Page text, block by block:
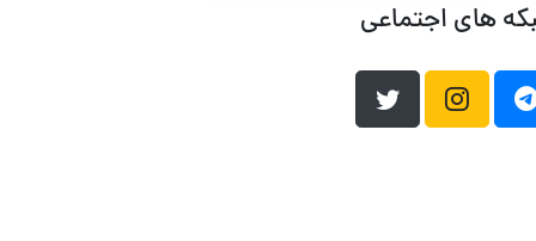
های اجتماعی